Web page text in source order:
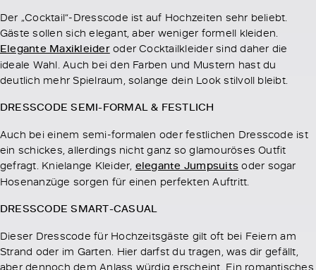
Der „Cocktail“-Dresscode ist auf Hochzeiten sehr beliebt.
Gäste sollen sich elegant, aber weniger formell kleiden.
Elegante Maxikleideroder Cocktailkleider sind daher die
ideale Wahl. Auch bei den Farben und Mustern hast du
deutlich mehr Spielraum, solange dein Look stilvoll bleibt.
DRESSCODE SEMI-FORMAL & FESTLICH
Auch bei einem semi-formalen oder festlichen Dresscode ist
ein schickes, allerdings nicht ganz so glamouröses Outfit
gefragt. Knielange Kleider, elegante Jumpsuits oder sogar
Hosenanzüge sorgen für einen perfekten Auftritt.
DRESSCODE SMART-CASUAL
Dieser Dresscode für Hochzeitsgäste gilt oft bei Feiern am
Strand oder im Garten. Hier darfst du tragen, was dir gefällt,
aber dennoch dem Anlass würdig erscheint. Ein romantisches